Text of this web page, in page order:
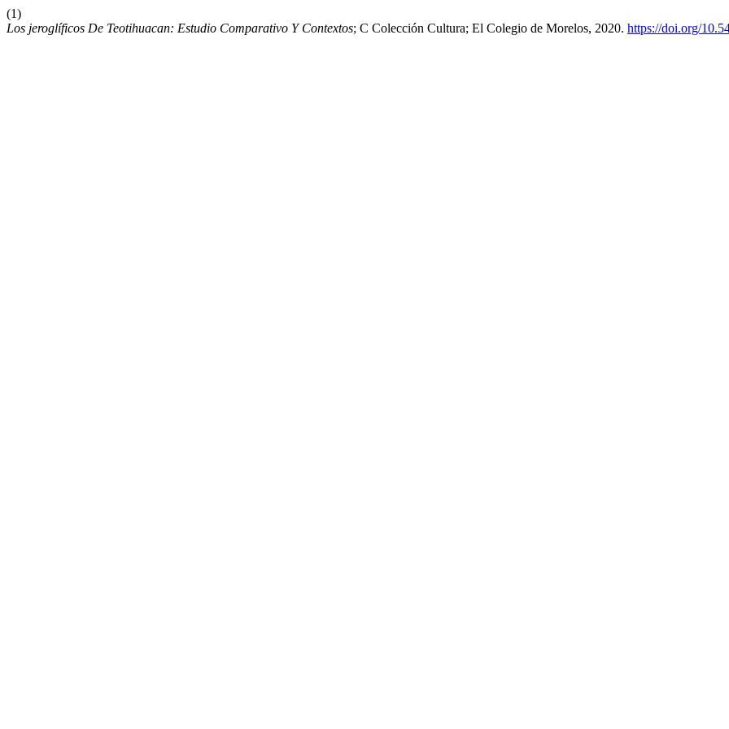
(1)
Los jeroglíficos De Teotihuacan: Estudio Comparativo Y Contextos; C Colección Cultura; El Colegio de Morelos, 2020. https://doi.org/